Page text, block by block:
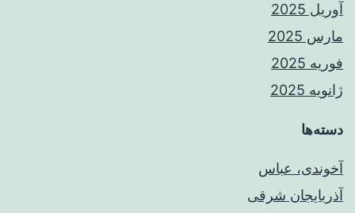
آوریل 2025
مارس 2025
فوریه 2025
ژانویه 2025
دسته‌ها
آخوندی، عباس
آذربایجان شرقی